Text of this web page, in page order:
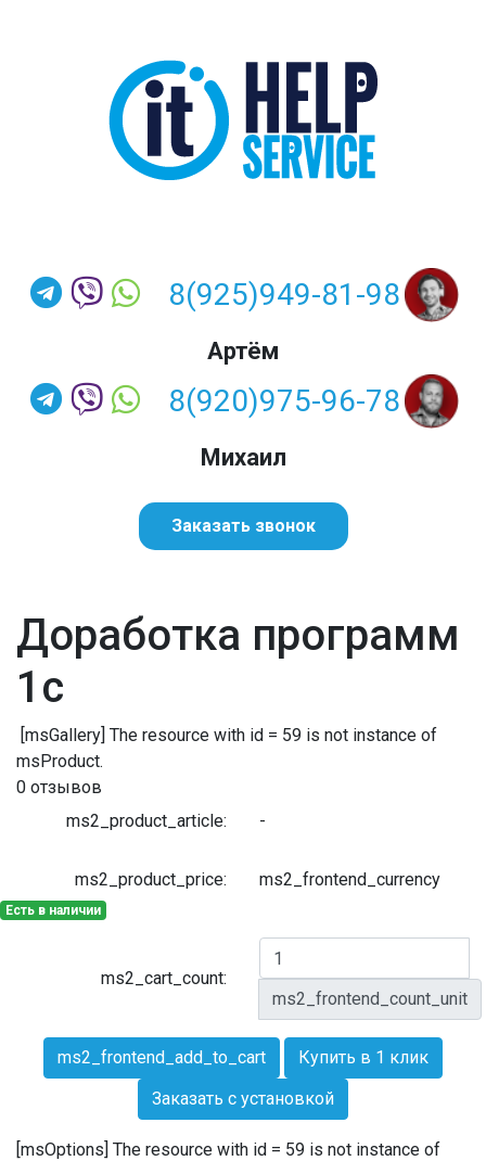
8(925)949-81-98
Артём
8(920)975-96-78
Михаил
Заказать звонок
Доработка программ
1с
[msGallery] The resource with id = 59 is not instance of
msProduct.
0 отзывов
ms2_product_article:
-
ms2_product_price: ms2_frontend_currency
Есть в наличии
ms2_cart_count:
ms2_frontend_count_unit
ms2_frontend_add_to_cart
Купить в 1 клик
Заказать с установкой
[msOptions] The resource with id = 59 is not instance of